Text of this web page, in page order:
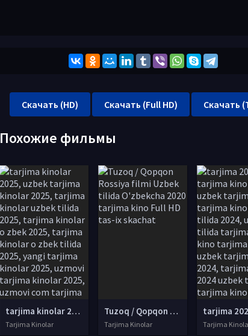
Скачать (HD) Скачать (Full HD) Скачать
Похожие фильмы
tarjima kinolar 2025, uzbek tarjima kinolar 2025, tarjima kinolar uzbek tilida 2025, tarjima kinolar o zbek 2025, tarjima kinolar o zbek tilida 2025, yangi tarjima kinolar 2025, uzmovi tarjima kinolar 2025, uzmovi com tarjima kinolar 2025, uzbekcha t
Tarjima Kinolar
Tuzoq / Qopqon Rossiya filmi Uzbek tilida O'zbekcha 2020 tarjima kino Full HD tas-ix skachat
Tarjima Kinolar Tarjima